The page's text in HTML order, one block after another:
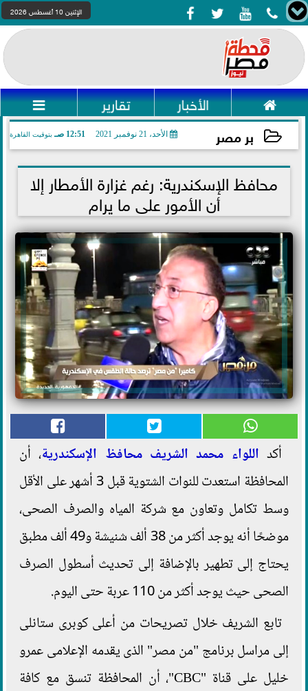
    الإثنين 10 أغسطس 2026
 الأخبار تقارير 
بر مصر الأحد، 21 نوفمبر 2021 12:51 صـ بتوقيت القاهرة
2021-11-21 00:51:03محافظ الإسكندرية: رغم غزارة الأمطار إلا
أن الأمور على ما يرام
أكد اللواء محمد الشريف محافظ الإسكندرية، أن
المحافظة استعدت للنوات الشتوية قبل 3 أشهر على الأقل
وسط تكامل وتعاون مع شركة المياه والصرف الصحى،
موضحًا أنه يوجد أكثر من 38 ألف شنيشة و49 ألف مطبق
يحتاج إلى تطهير بالإضافة إلى تحديث أسطول الصرف
الصحى حيث يوجد أكثر من 110 عربة حتى اليوم.
تابع الشريف خلال تصريحات من أعلى كوبرى ستانلى
إلى مراسل برنامج "من مصر" الذى يقدمه الإعلامى عمرو
خليل على قناة "CBC"، أن المحافظة تنسق مع كافة